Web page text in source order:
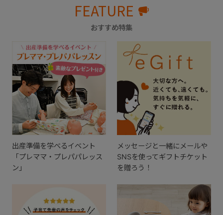
FEATURE
おすすめ特集
出産準備を学べるイベント
「プレママ・プレパパレッス
ン」
メッセージと一緒にメールや
SNSを使ってギフトチケット
を贈ろう！